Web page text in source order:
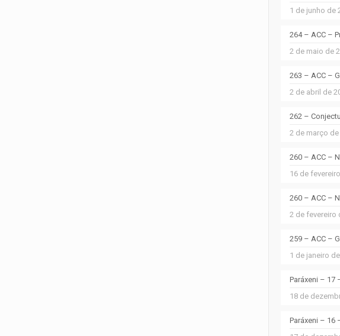
1 de junho de
264 – ACC –
2 de maio de
263 – ACC –
2 de abril de
262 –
2 de março de
260 – ACC –
16 de
260 – ACC –
2 de fevereiro
259 – ACC –
1 de janeiro
Paráxeni – 17
18 de
Paráxeni – 16